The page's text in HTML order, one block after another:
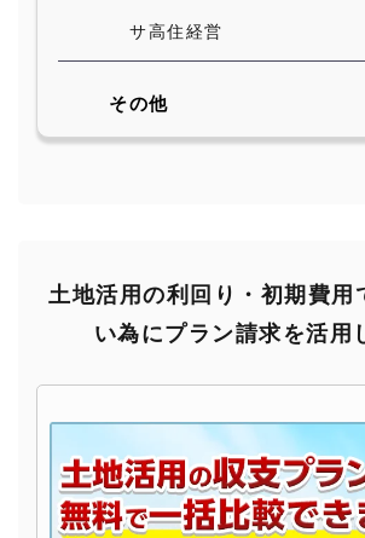
サ高住経営
その他
土地活用の利回り・初期費用
い為にプラン請求を活用